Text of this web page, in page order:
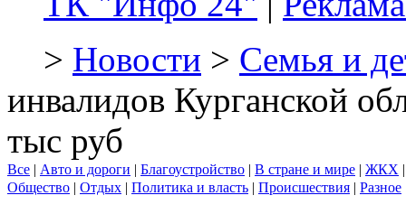
> Новости > Семья и
инвалидов Курганской
тыс руб
Все | Авто и дороги | Благоустройство | В стране и мире | ЖКХ
Общество | Отдых | Политика и власть | Происшествия | Разное